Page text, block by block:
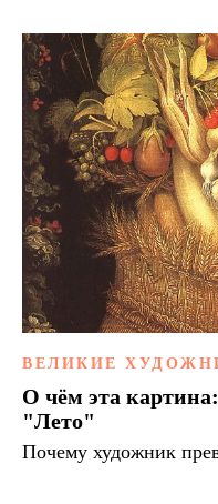
ВЕЛИКИЕ
О чём эта
"Лето"
Почему художник